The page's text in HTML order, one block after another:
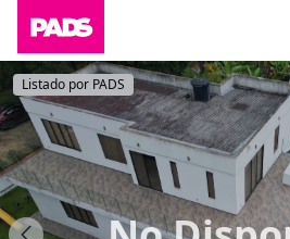
Listado por PADS